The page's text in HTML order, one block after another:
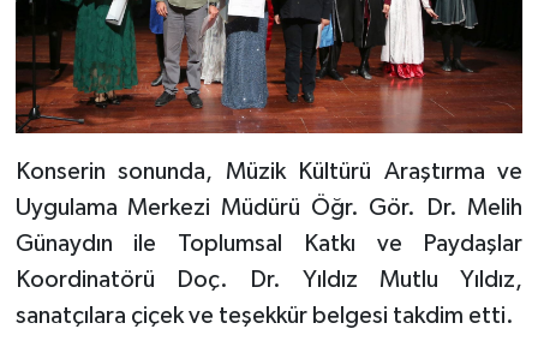
Konserin sonunda, Müzik Kültürü Araştırma ve
Uygulama Merkezi Müdürü Öğr. Gör. Dr. Melih
Günaydın ile Toplumsal Katkı ve Paydaşlar
Koordinatörü Doç. Dr. Yıldız Mutlu Yıldız,
sanatçılara çiçek ve teşekkür belgesi takdim etti.